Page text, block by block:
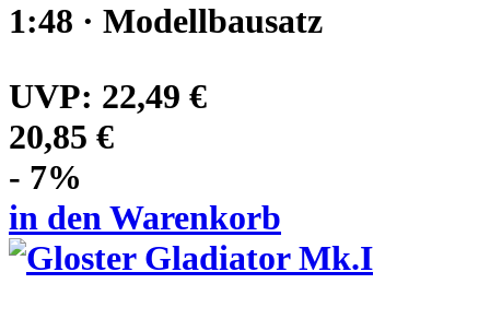
1:48 · Modellbausatz
UVP: 22,49 €
20,85 €
- 7%
in den Warenkorb